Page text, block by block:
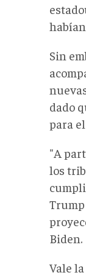
Sin
dado
para
"A
los
Biden.
Vale